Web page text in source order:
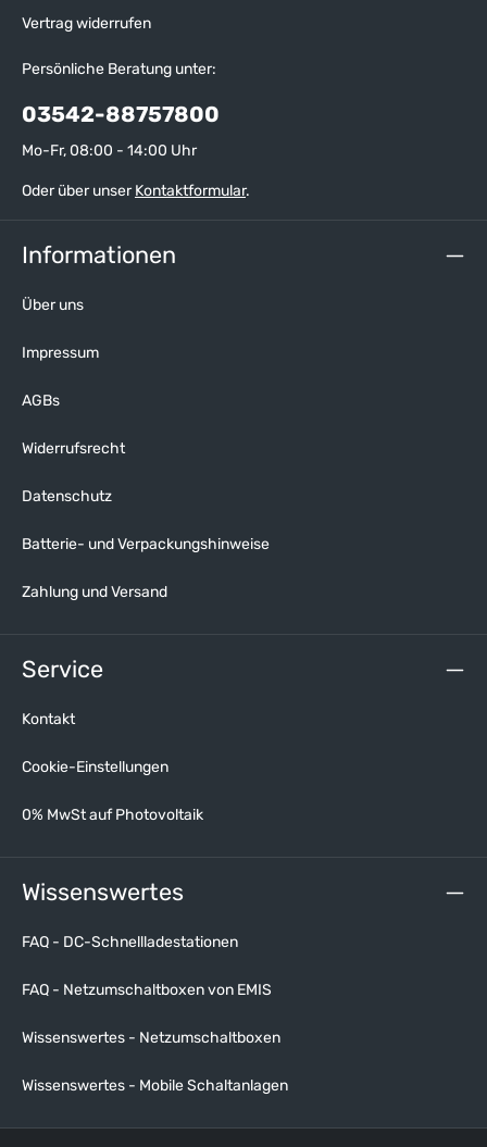
Vertrag widerrufen
Persönliche Beratung unter:
03542-88757800
Mo-Fr, 08:00 - 14:00 Uhr
Oder über unserKontaktformular.
Informationen
Über uns
Impressum
AGBs
Widerrufsrecht
Datenschutz
Batterie- und Verpackungshinweise
Zahlung und Versand
Service
Kontakt
Cookie-Einstellungen
0% MwSt auf Photovoltaik
Wissenswertes
FAQ - DC-Schnellladestationen
FAQ - Netzumschaltboxen von EMIS
Wissenswertes - Netzumschaltboxen
Wissenswertes - Mobile Schaltanlagen